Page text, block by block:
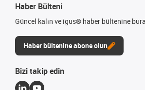
Haber Bülteni
Güncel kalın ve igus® haber bültenine
Haber bültenine abone olun
Bizi takip edin